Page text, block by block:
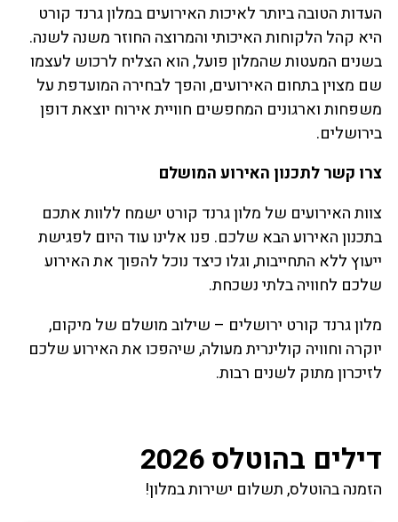
העדות הטובה ביותר לאיכות האירועים במלון גרנד קורט
היא קהל הלקוחות האיכותי והמרוצה החוזר משנה לשנה.
בשנים המעטות שהמלון פועל, הוא הצליח לרכוש לעצמו
שם מצוין בתחום האירועים, והפך לבחירה המועדפת על
משפחות וארגונים המחפשים חוויית אירוח יוצאת דופן
בירושלים.
צרו קשר לתכנון האירוע המושלם
צוות האירועים של מלון גרנד קורט ישמח ללוות אתכם
בתכנון האירוע הבא שלכם. פנו אלינו עוד היום לפגישת
ייעוץ ללא התחייבות, וגלו כיצד נוכל להפוך את האירוע
שלכם לחוויה בלתי נשכחת.
מלון גרנד קורט ירושלים – שילוב מושלם של מיקום,
יוקרה וחוויה קולינרית מעולה, שיהפכו את האירוע שלכם
לזיכרון מתוק לשנים רבות.
דילים בהוטלס 2026
הזמנה בהוטלס, תשלום ישירות במלון!